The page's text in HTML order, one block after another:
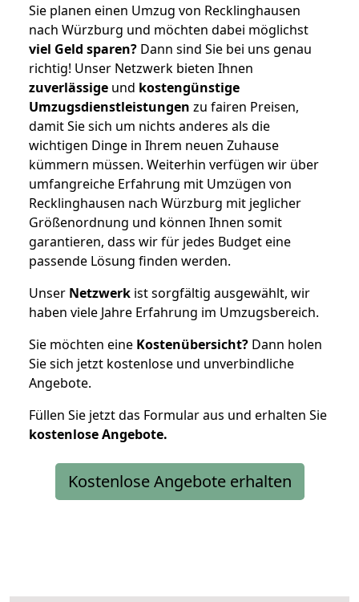
Sie planen einen Umzug von Recklinghausen
nach Würzburg und möchten dabei möglichst
viel Geld sparen? Dann sind Sie bei uns genau
richtig! Unser Netzwerk bieten Ihnen
zuverlässige und kostengünstige
Umzugsdienstleistungen zu fairen Preisen,
damit Sie sich um nichts anderes als die
wichtigen Dinge in Ihrem neuen Zuhause
kümmern müssen. Weiterhin verfügen wir über
umfangreiche Erfahrung mit Umzügen von
Recklinghausen nach Würzburg mit jeglicher
Größenordnung und können Ihnen somit
garantieren, dass wir für jedes Budget eine
passende Lösung finden werden.
Unser Netzwerk ist sorgfältig ausgewählt, wir
haben viele Jahre Erfahrung im Umzugsbereich.
Sie möchten eine Kostenübersicht? Dann holen
Sie sich jetzt kostenlose und unverbindliche
Angebote.
Füllen Sie jetzt das Formular aus und erhalten Sie
kostenloseAngebote.
Kostenlose Angebote erhalten